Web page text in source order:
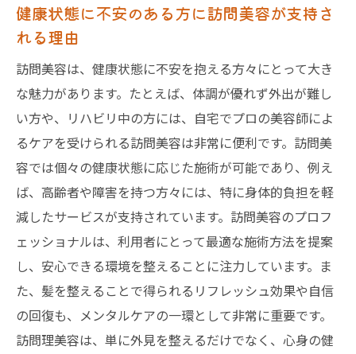
健康状態に不安のある方に訪問美容が支持さ
れる理由
訪問美容は、健康状態に不安を抱える方々にとって大き
な魅力があります。たとえば、体調が優れず外出が難し
い方や、リハビリ中の方には、自宅でプロの美容師によ
るケアを受けられる訪問美容は非常に便利です。訪問美
容では個々の健康状態に応じた施術が可能であり、例え
ば、高齢者や障害を持つ方々には、特に身体的負担を軽
減したサービスが支持されています。訪問美容のプロフ
ェッショナルは、利用者にとって最適な施術方法を提案
し、安心できる環境を整えることに注力しています。ま
た、髪を整えることで得られるリフレッシュ効果や自信
の回復も、メンタルケアの一環として非常に重要です。
訪問理美容は、単に外見を整えるだけでなく、心身の健